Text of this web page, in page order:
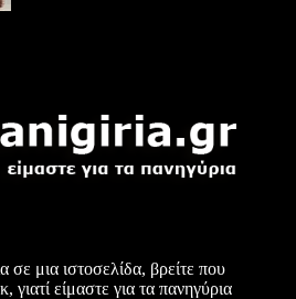
σε μια ιστοσελίδα, βρείτε που
γιατί είμαστε για τα πανηγύρια